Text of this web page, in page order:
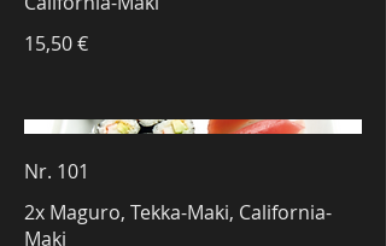
15,50 €
Nr. 101
2x Maguro, Tekka-Maki, California-
Maki